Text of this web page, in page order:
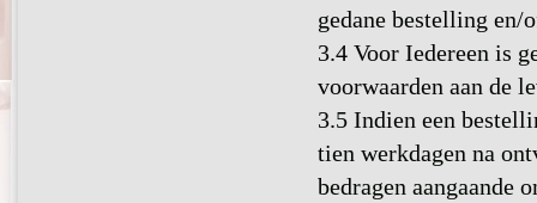
gedane bestelling en/
3.4 Voor Iedereen is
voorwaarden aan de
3.5 Indien een
tien werkdagen na
bedragen aangaande